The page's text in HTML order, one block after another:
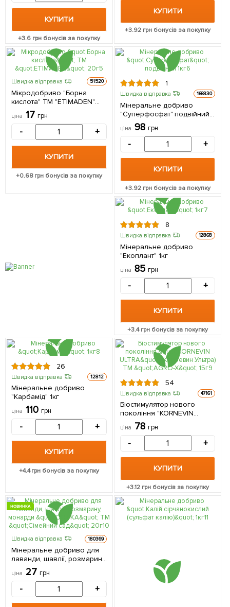
КУПИТИ
+3.6 грн бонусів за покупку
КУПИТИ
+3.92 грн бонусів за покупку
Швидка відправка 51520
Мікродобриво "Борна
кислота" ТМ "ETIMADEN"
ціна 17 грн
- +
КУПИТИ
+0.68грн бонусів за покупку
1
Швидка відправка 166830
Мінеральне добриво
"Суперфосфат" подвійний
ціна 98 грн
- +
КУПИТИ
+3.92 грн бонусів за покупку
8
Швидка відправка 12868
Мінеральне добриво
"Екоплант" 1кг
ціна 85 грн
- +
КУПИТИ
+3.4грн бонусів за покупку
26
Швидка відправка 12812
Мінеральне добриво
"Карбамід" 1кг
ціна 110 грн
- +
КУПИТИ
+4.4грн бонусів за покупку
54
Швидка відправка 47161
Біостимулятор нового
покоління "KORNEVIN
ULTRA" (Корневин Ультра)
ТМ "AGRO-X" 15г
ціна 78 грн
- +
КУПИТИ
+3.12грн бонусів за покупку
НОВИНКА
Швидка відправка 180369
Мінеральне добриво для
лаванди, шавлії, розмарину,
монарди "СОТКА" ТМ
"Сімейний сад" 20г
ціна 27 грн
- +